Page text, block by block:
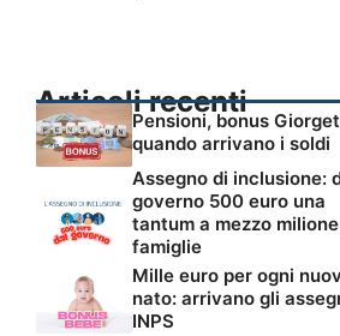
Articoli recenti
Pensioni, bonus
quando arrivano i soldi
Assegno di inclusione:
governo 500 euro una
tantum a mezzo
famiglie
Mille euro per ogni
nato: arrivano gli
INPS